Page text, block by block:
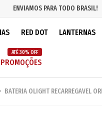
ENVIAMOS PARA TODO BRASIL!
RED DOT LANTERNAS
PROMOÇÕES
ATÉ 30% OFF
BATERIA OLIGHT RECARREGAVEL